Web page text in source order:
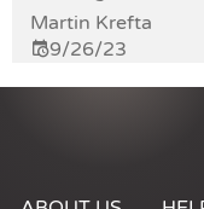
Martin Krefta
9/26/23